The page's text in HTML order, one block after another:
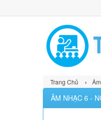
Trang Chủ ›
ÂM NHẠC 6 -